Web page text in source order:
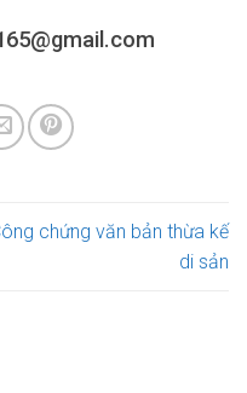
chứng văn bản thừa kế
di sản